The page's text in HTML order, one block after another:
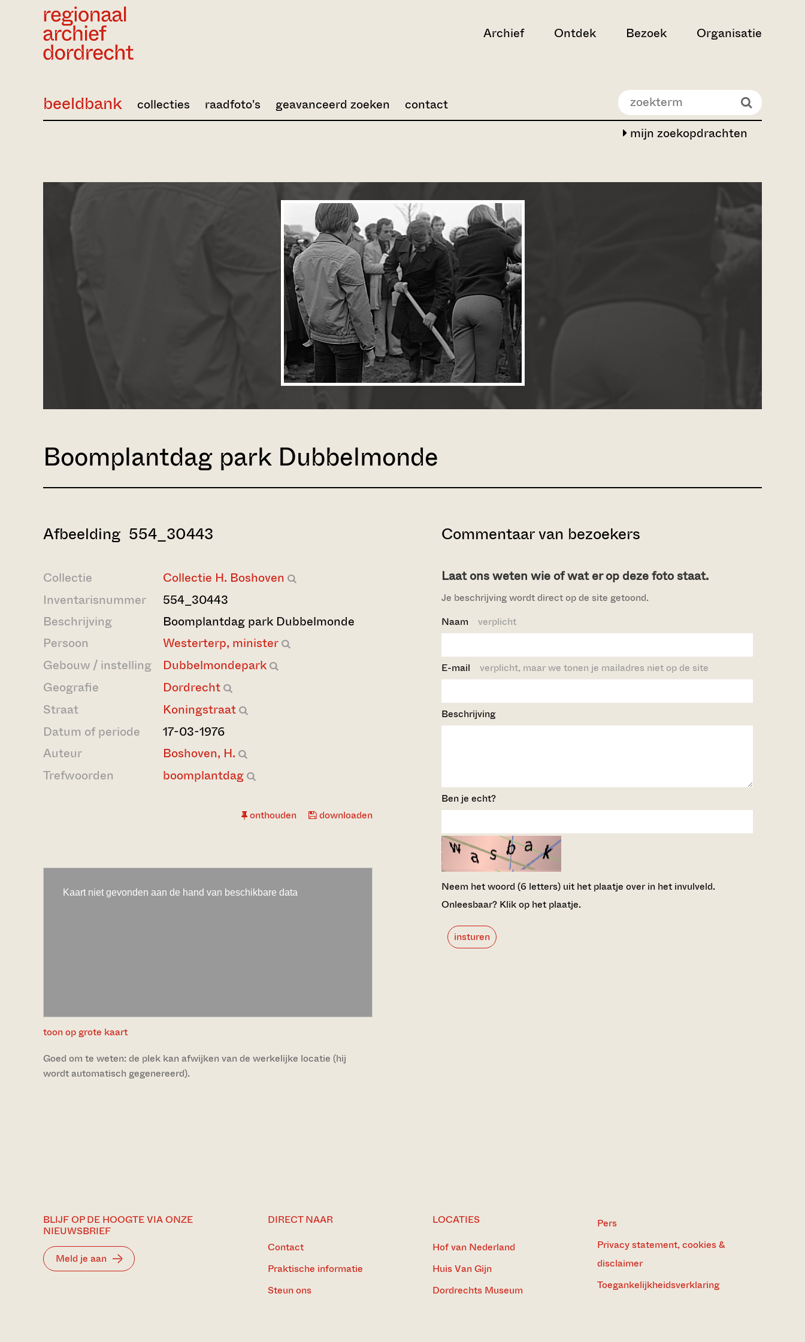
Archief Ontdek Bezoek Organisatie
mijn zoekopdrachten
beeldbank collecties raadfoto's geavanceerd zoeken contact
Boomplantdag park Dubbelmonde
Afbeelding 554_30443
Collectie
Collectie H. Boshoven
Inventarisnummer
554_30443
Beschrijving
Boomplantdag park Dubbelmonde
Persoon
Westerterp, minister
Gebouw / instelling
Dubbelmondepark
Geografie
Dordrecht
Straat
Koningstraat
Datum of periode
17-03-1976
Auteur
Boshoven, H.
Trefwoorden
boomplantdag
onthouden downloaden
toon op grote kaart
Goed om te weten: de plek kan afwijken van de werkelijke locatie (hij
wordt automatisch gegenereerd).
Commentaar van bezoekers
Laat ons weten wie of wat er op deze foto staat.
Je beschrijving wordt direct op de site getoond.
Naam verplicht
E-mail verplicht, maar we tonen je mailadres niet op de site
Beschrijving
Ben je echt?
Neem het woord (6 letters) uit het plaatje over in het invulveld.
Onleesbaar? Klik op het plaatje.
insturen
BLIJF OP DE HOOGTE VIA ONZE
NIEUWSBRIEF
Meld je aan
DIRECT NAAR
Contact
Praktische informatie
Steun ons
LOCATIES
Hof van Nederland
Huis Van Gijn
Dordrechts Museum
Pers
Privacy statement, cookies &
disclaimer
Toegankelijkheidsverklaring